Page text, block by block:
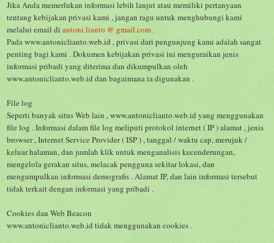
Jika Anda memerlukan informasi lebih lanjut atau memiliki pertanyaan
tentang kebijakan privasi kami , jangan ragu untuk menghubungi kami
melalui email di antoni.lianto @ gmail.com .
Padawww.antoniclianto.web.id , privasi dari pengunjung kami adalah sangat
penting bagi kami .Dokumen kebijakan privasi ini menguraikan jenis
informasi pribadi yang diterima dan dikumpulkan oleh
www.antoniclianto.web.id dan bagaimana ia digunakan .
File log
Seperti banyak situs Web lain ,www.antoniclianto.web.id yang menggunakan
file log .Informasi dalam file log meliputi protokol internet ( IP ) alamat , jenis
browser , Internet Service Provider ( ISP ) , tanggal / waktu cap, merujuk /
keluar halaman, dan jumlah klik untuk menganalisis kecenderungan,
mengelola gerakan situs, melacak penggunasekitar lokasi, dan
mengumpulkan informasi demografis .Alamat IP, dan lain informasi tersebut
tidak terkait dengan informasi yang pribadi .
Cookies dan Web Beacon
www.antoniclianto.web.idtidak menggunakan cookies .